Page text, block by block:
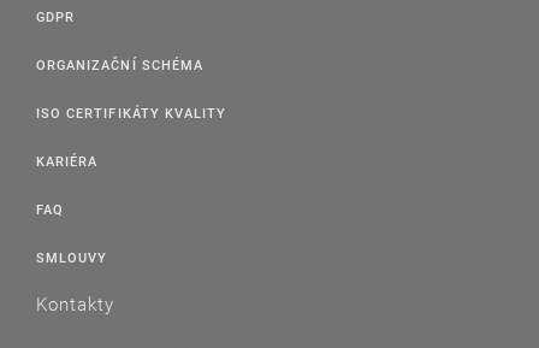
GDPR
ORGANIZAČNÍ SCHÉMA
ISO CERTIFIKÁTY KVALITY
KARIÉRA
FAQ
SMLOUVY
Kontakty